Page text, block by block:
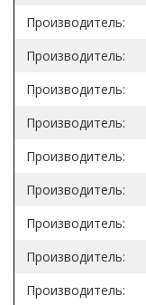
Производитель:
Производитель:
Производитель:
Производитель:
Производитель:
Производитель:
Производитель:
Производитель:
Производитель: